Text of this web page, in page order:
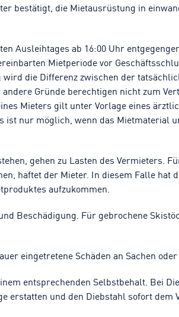
bestätigt, die Mietausrüstung in
Ausleihtages ab 16:00 Uhr
Mietperiode vor
die Differenz zwischen der
Gründe berechtigen nicht zum
Mieters gilt unter Vorlage eines
ist nur möglich, wenn das Mietmaterial
gehen zu Lasten des Vermieters.
haftet der Mieter. In diesem Falle hat
aufzukommen.
Beschädigung. Für gebrochene
eingetretene Schäden an Sachen oder
entsprechenden Selbstbehalt. Bei
erstatten und den Diebstahl sofort dem